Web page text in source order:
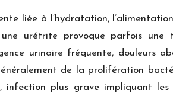
liée à l’hydratation,
urétrite provoque parfois une
urinaire fréquente, douleurs
de la prolifération
infection plus grave impliquant